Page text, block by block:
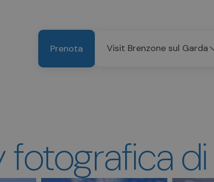
Prenota Visit Brenzone sul Garda
fotografica